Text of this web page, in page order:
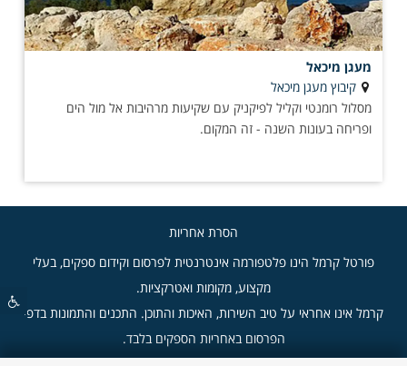
מעגן מיכאל
קיבוץ מעגן מיכאל
מסלול רומנטי וקליל לפיקניק עם שקיעות מרהיבות אל מול הים
ופריחה בעונות השנה - זה המקום.
הסרת אחריות
פורטל קרמל הינו פלטפורמה אינטרנטית לפרסום וקידום ספקים, בעלי
מקצוע, מקומות ואטרקציות.
קרמל אינו אחראי על טיב השירות, האיכות והתוכן. התכנים והתמונות בדפי
הפרסום באחריות הספקים בלבד.